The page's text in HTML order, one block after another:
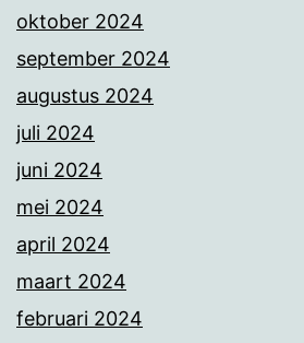
oktober 2024
september 2024
augustus 2024
juli 2024
juni 2024
mei 2024
april 2024
maart 2024
februari 2024